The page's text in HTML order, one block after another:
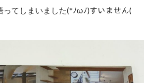
ってしまいました(*ﾉωﾉ)すいません(